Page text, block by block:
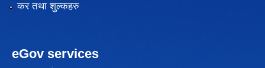
कर तथा शुल्कहरु
eGov services